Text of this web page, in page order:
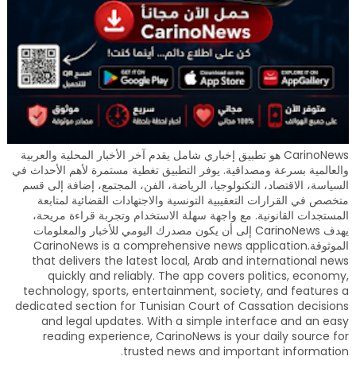
CarinoNews هو تطبيق إخباري شامل يقدم آخر الأخبار المحلية والعربية
والعالمية بسرعة ومصداقية. يوفر التطبيق تغطية مستمرة لأهم الأحداث في
السياسة، الاقتصاد، التكنولوجيا، الرياضة، الفن، المجتمع، إضافة إلى قسم
متخصص في القرارات التعقيبية التونسية والاجتهادات القضائية لمتابعة
المستجدات القانونية. مع واجهة سهلة الاستخدام وتجربة قراءة مريحة،
يهدف CarinoNews إلى أن يكون مصدرك اليومي للأخبار والمعلومات
الموثوقة.CarinoNews is a comprehensive news application
that delivers the latest local, Arab and international news
quickly and reliably. The app covers politics, economy,
technology, sports, entertainment, society, and features a
dedicated section for Tunisian Court of Cassation decisions
and legal updates. With a simple interface and an easy
reading experience, CarinoNews is your daily source for
trusted news and important information.